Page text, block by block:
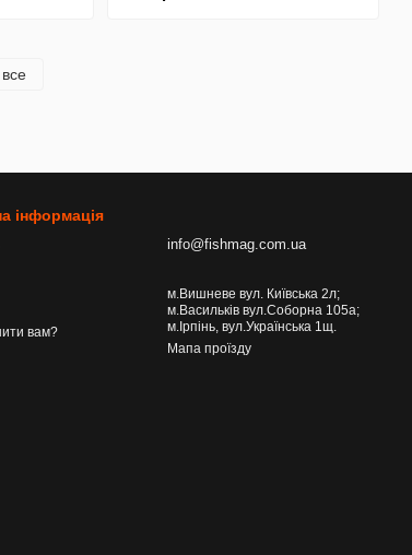
інформація
вам?
info@fishmag.com.ua
м.Вишневе вул. Київська 2л;
м.Васильків вул.Соборна 105а;
м.Ірпінь, вул.Українська 1щ.
Мапа проїзду